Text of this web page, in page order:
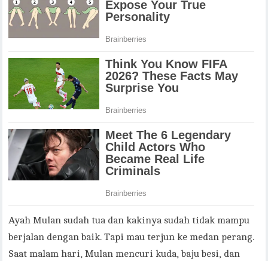
Ayah Mulan sudah tua dan kakinya sudah tidak mampu
berjalan dengan baik. Tapi mau terjun ke medan perang.
Saat malam hari, Mulan mencuri kuda, baju besi, dan